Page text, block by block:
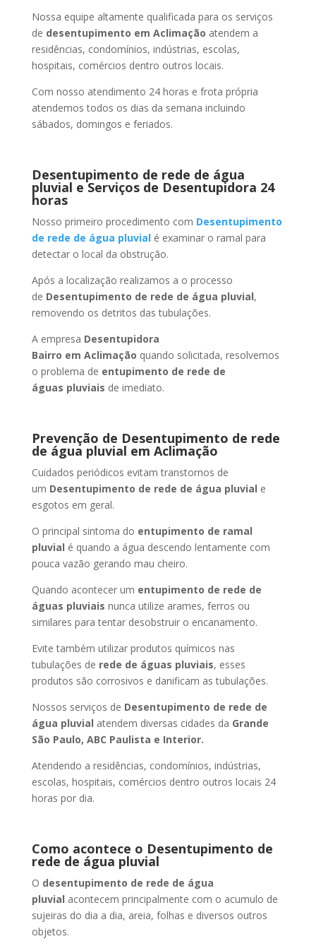
Nossa equipe altamente qualificada para os serviços
de desentupimento em Aclimação atendem a
residências, condomínios, indústrias, escolas,
hospitais, comércios dentro outros locais.
Com nosso atendimento 24 horas e frota própria
atendemos todos os dias da semana incluindo
sábados, domingos e feriados.
Desentupimento de rede de água
pluvial e Serviços de Desentupidora 24
horas
Nosso primeiro procedimento com Desentupimento
de rede de água pluvialé examinar o ramal para
detectar o local da obstrução.
Após a localização realizamos a o processo
de Desentupimento de rede de água pluvial,
removendo os detritos das tubulações.
A empresa Desentupidora
Bairro em Aclimação quando solicitada, resolvemos
o problema de entupimento de rede de
águas pluviais de imediato.
Prevenção de Desentupimento de rede
de água pluvial em Aclimação
Cuidados periódicos evitam transtornos de
um Desentupimento de rede de água pluvial e
esgotos em geral.
O principal sintoma do entupimento de ramal
pluvial é quando a água descendo lentamente com
pouca vazão gerando mau cheiro.
Quando acontecer um entupimento de rede de
águas pluviais nunca utilize arames, ferros ou
similares para tentar desobstruir o encanamento.
Evite também utilizar produtos químicos nas
tubulações de rede de águas pluviais, esses
produtos são corrosivos e danificam as tubulações.
Nossos serviços de Desentupimento de rede de
água pluvial atendem diversas cidades da Grande
São Paulo, ABC Paulista e Interior.
Atendendo a residências, condomínios, indústrias,
escolas, hospitais, comércios dentro outros locais 24
horas por dia.
Como acontece o Desentupimento de
rede de água pluvial
O desentupimento de rede de água
pluvial acontecem principalmente com o acumulo de
sujeiras do dia a dia, areia, folhas e diversos outros
objetos.